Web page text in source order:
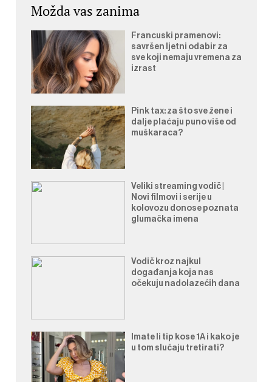
Možda vas zanima
Francuski pramenovi:
savršen ljetni odabir za
sve koji nemaju vremena za
izrast
Pink tax: za što sve žene i
dalje plaćaju puno više od
muškaraca?
Veliki streaming vodič |
Novi filmovi i serije u
kolovozu donose poznata
glumačka imena
Vodič kroz najkul
događanja koja nas
očekuju nadolazećih dana
Imate li tip kose 1A i kako je
u tom slučaju tretirati?